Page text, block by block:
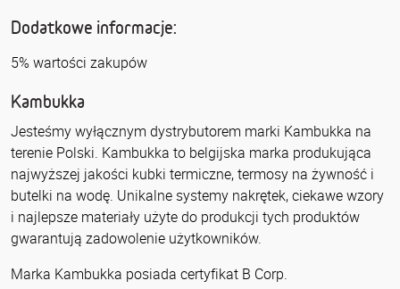
Dodatkowe informacje:
5% wartości zakupów
Kambukka
Jesteśmy wyłącznym dystrybutorem marki Kambukka na
terenie Polski. Kambukka to belgijska marka produkująca
najwyższej jakości kubki termiczne, termosy na żywność i
butelki na wodę. Unikalne systemy nakrętek, ciekawe wzory
i najlepsze materiały użyte do produkcji tych produktów
gwarantują zadowolenie użytkowników.
Marka Kambukka posiada certyfikat B Corp.